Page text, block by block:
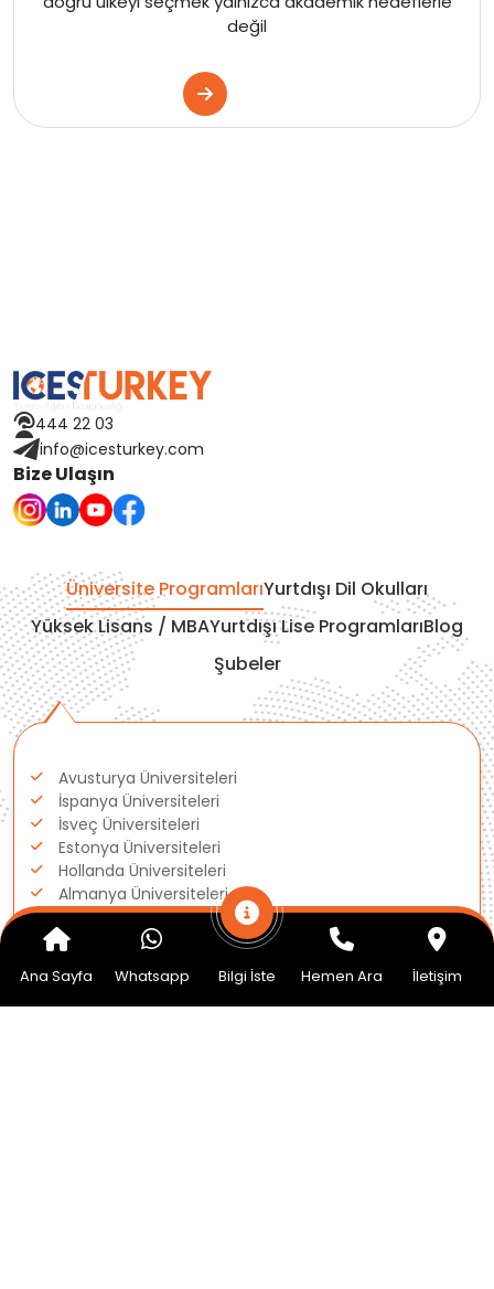
değil
444 22 03
info@icesturkey.com
Bize Ulaşın
Üniversite ProgramlarıYurtdışı Dil Okulları
Yüksek Lisans / MBAYurtdışı Lise ProgramlarıBlog
Şubeler
Avusturya Üniversiteleri
İspanya Üniversiteleri
İsveç Üniversiteleri
Estonya Üniversiteleri
Hollanda Üniversiteleri
Almanya Üniversiteleri
Amerika Üniversiteleri
Kanada Üniversiteleri
Macaristan Üniversiteleri
Ana Sayfa Whatsapp Bilgi İste Hemen Ara İletişim